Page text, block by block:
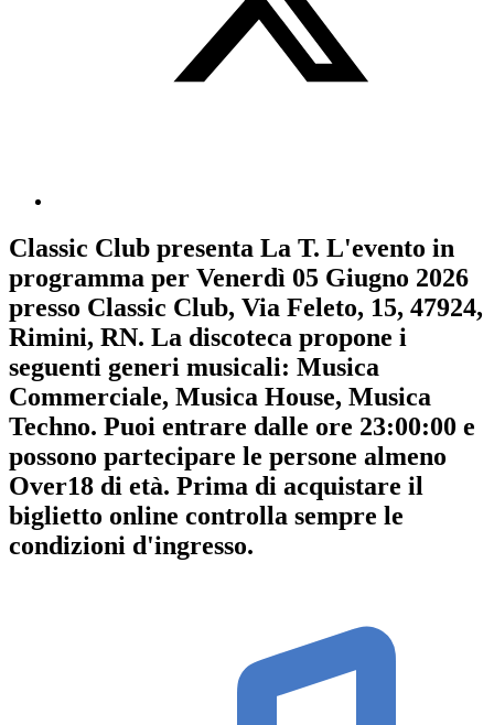
Classic Club presenta La T. L'evento in
programma per Venerdì 05 Giugno 2026
presso Classic Club, Via Feleto, 15, 47924,
Rimini, RN. La discoteca propone i
seguenti generi musicali: Musica
Commerciale, Musica House, Musica
Techno. Puoi entrare dalle ore 23:00:00 e
possono partecipare le persone almeno
Over18 di età. Prima di acquistare il
biglietto online controlla sempre le
condizioni d'ingresso.